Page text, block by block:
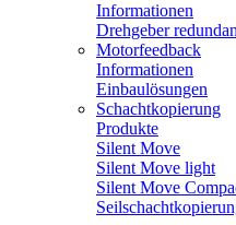
Informationen
Drehgeber
Motorfeedback
Informationen
Einbaulösungen
Schachtkopierung
Produkte
Silent Move
Silent Move light
Silent Move